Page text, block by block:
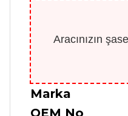
Aracınızın
Marka
OEM No